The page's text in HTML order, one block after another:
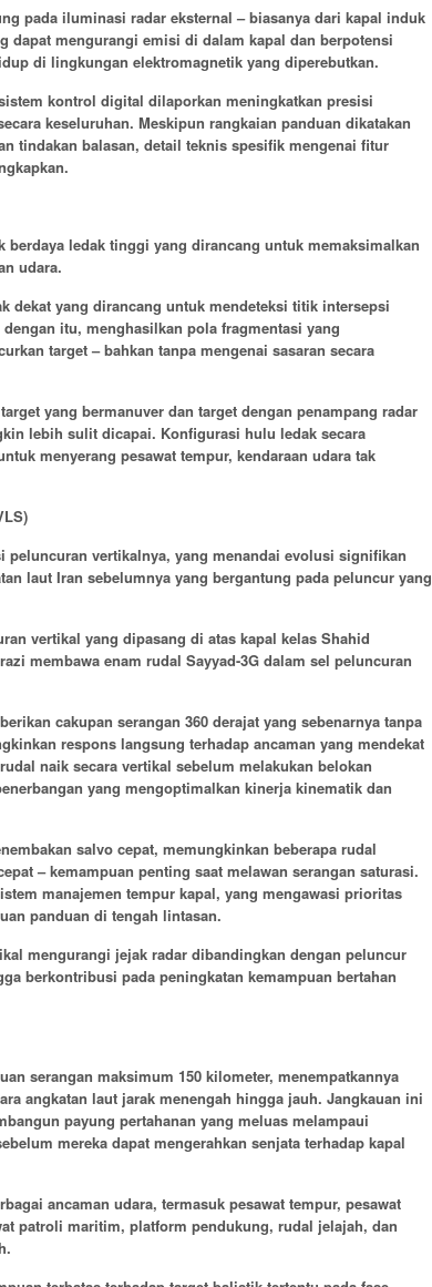
pada iluminasi radar eksternal – biasanya dari kapal induk
dapat mengurangi emisi di dalam kapal dan berpotensi
di lingkungan elektromagnetik yang diperebutkan.
kontrol digital dilaporkan meningkatkan presisi
keseluruhan. Meskipun rangkaian panduan dikatakan
tindakan balasan, detail teknis spesifik mengenai fitur
ledak tinggi yang dirancang untuk memaksimalkan
udara.
dekat yang dirancang untuk mendeteksi titik intersepsi
itu, menghasilkan pola fragmentasi yang
target – bahkan tanpa mengenai sasaran secara
yang bermanuver dan target dengan penampang radar
lebih sulit dicapai. Konfigurasi hulu ledak secara
menyerang pesawat tempur, kendaraan udara tak
peluncuran vertikalnya, yang menandai evolusi signifikan
laut Iran sebelumnya yang bergantung pada peluncur yang
vertikal yang dipasang di atas kapal kelas Shahid
membawa enam rudal Sayyad-3G dalam sel peluncuran
cakupan serangan 360 derajat yang sebenarnya tanpa
respons langsung terhadap ancaman yang mendekat
naik secara vertikal sebelum melakukan belokan
yang mengoptimalkan kinerja kinematik dan
salvo cepat, memungkinkan beberapa rudal
– kemampuan penting saat melawan serangan saturasi.
manajemen tempur kapal, yang mengawasi prioritas
panduan di tengah lintasan.
mengurangi jejak radar dibandingkan dengan peluncur
berkontribusi pada peningkatan kemampuan bertahan
serangan maksimum 150 kilometer, menempatkannya
angkatan laut jarak menengah hingga jauh. Jangkauan ini
payung pertahanan yang meluas melampaui
mereka dapat mengerahkan senjata terhadap kapal
ancaman udara, termasuk pesawat tempur, pesawat
patroli maritim, platform pendukung, rudal jelajah, dan